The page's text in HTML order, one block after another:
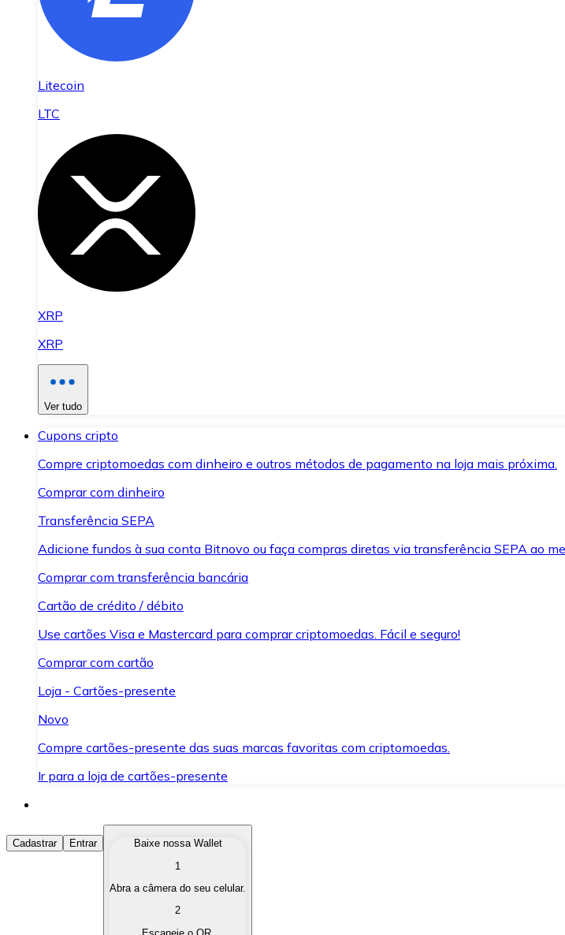
Litecoin
LTC
XRP
XRP
Ver tudo
Cupons cripto
Compre criptomoedas com dinheiro e outros métodos de pagamento na loja mais próxima.
Comprar com dinheiro
Transferência SEPA
Adicione fundos à sua conta Bitnovo ou faça compras diretas via transferência SEPA ao
Comprar com transferência bancária
Cartão de crédito / débito
Use cartões Visa e Mastercard para comprar criptomoedas. Fácil e seguro!
Comprar com cartão
Loja - Cartões-presente
Novo
Compre cartões-presente das suas marcas favoritas com criptomoedas.
Ir para a loja de cartões-presente
Comprar Criptomoedas
Compre as criptomoedas de seu interesse de forma rápida e segura.
Converta suas criptomoedas em moeda fiduciária quando precisar.
Cadastrar Entrar
Baixe nossa Wallet
1
Abra a câmera do seu celular.
2